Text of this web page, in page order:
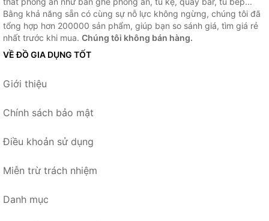
Bằng khả năng sẵn có cùng sự nỗ lực không ngừng, chúng tôi đã
tổng hợp hơn 200000 sản phẩm, giúp bạn so sánh giá, tìm giá rẻ
nhất trước khi mua. Chúng tôi không bán hàng.
VỀ ĐỒ GIA DỤNG TỐT
Giới thiệu
Chính sách bảo mật
Điều khoản sử dụng
Miễn trừ trách nhiệm
Danh mục